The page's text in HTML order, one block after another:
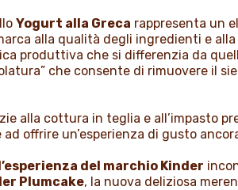
Yogurt alla Greca rappresenta un
alla qualità degli ingredienti e
produttiva che si differenzia da
che consente di rimuovere il
alla cottura in teglia e all’impasto
offrire un’esperienza di gusto
del marchio Kinder
Plumcake, la nuova deliziosa